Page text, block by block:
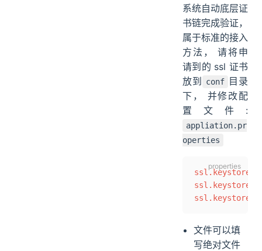
系统自动底层证
书链完成验证，
属于标准的接入
方法， 请将申
请到的 ssl 证书
放到 conf 目录
下， 并修改配
置文件:
appliation.pr
operties
文件可以填
写绝对文件